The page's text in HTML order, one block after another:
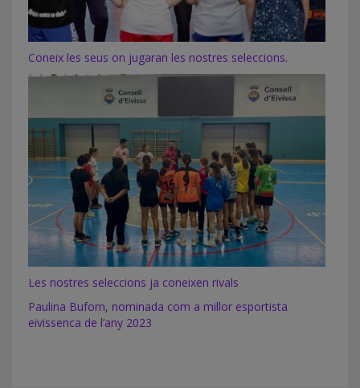
Coneix les seus on jugaran les nostres seleccions.
Les nostres seleccions ja coneixen rivals
Paulina Buforn, nominada com a millor esportista
eivissenca de l’any 2023